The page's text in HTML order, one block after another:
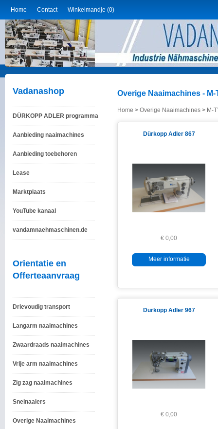
Home Contact Winkelmandje (0)
Vadanashop
DÜRKOPP ADLER programma
Aanbieding naaimachines
Aanbieding toebehoren
Lease
Marktplaats
YouTube kanaal
vandamnaehmaschinen.de
Orientatie en
Offerteaanvraag
Drievoudig transport
Langarm naaimachines
Zwaardraads naaimachines
Vrije arm naaimachines
Zig zag naaimachines
Snelnaaiers
Overige Naaimachines
Overige Naaimachines -
Home > Overige Naaimachines > M-
Dürkopp Adler 867
€ 0,00
Meer informatie
Dürkopp Adler 967
€ 0,00